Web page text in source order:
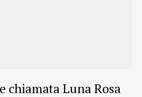
chiamata Luna Rosa